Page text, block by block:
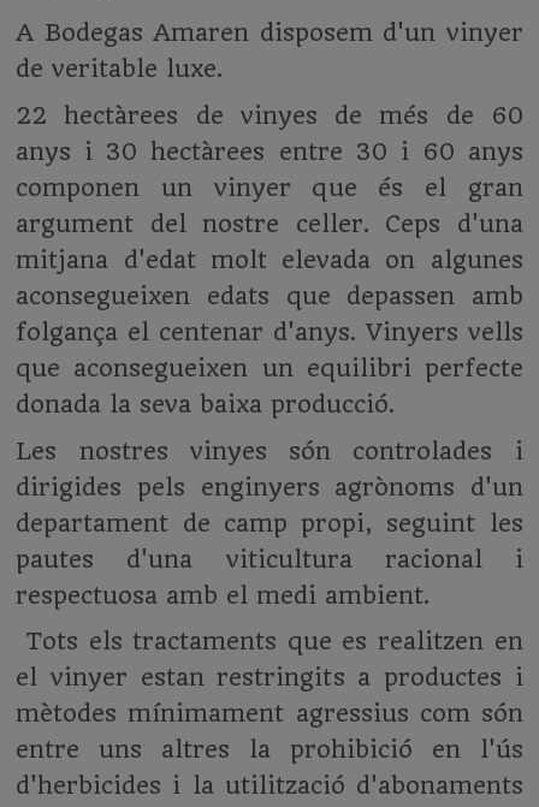
A Bodegas Amaren disposem d'un vinyer
de veritable luxe.
22 hectàrees de vinyes de més de 60
anys i 30 hectàrees entre 30 i 60 anys
componen un vinyer que és el gran
argument del nostre celler. Ceps d'una
mitjana d'edat molt elevada on algunes
aconsegueixen edats que depassen amb
folgança el centenar d'anys. Vinyers vells
que aconsegueixen un equilibri perfecte
donada la seva baixa producció.
Les nostres vinyes són controlades i
dirigides pels enginyers agrònoms d'un
departament de camp propi, seguint les
pautes d'una viticultura racional i
respectuosa amb el medi ambient.
Tots els tractaments que es realitzen en
el vinyer estan restringits a productes i
mètodes mínimament agressius com són
entre uns altres la prohibició en l'ús
d'herbicides i la utilització d'abonaments